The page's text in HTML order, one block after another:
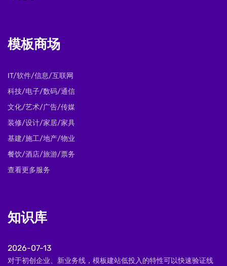
模板商场
IT/软件/信息/互联网
科技/电子/数码/通信
文化/艺术/广告/传媒
装修/设计/家居/家具
基建/施工/地产/物业
餐饮/酒店/旅游/票务
查看更多服务
知识库
2026-07-13
对于初创企业、新业务线，模板建站低投入的特性可以快速验证线